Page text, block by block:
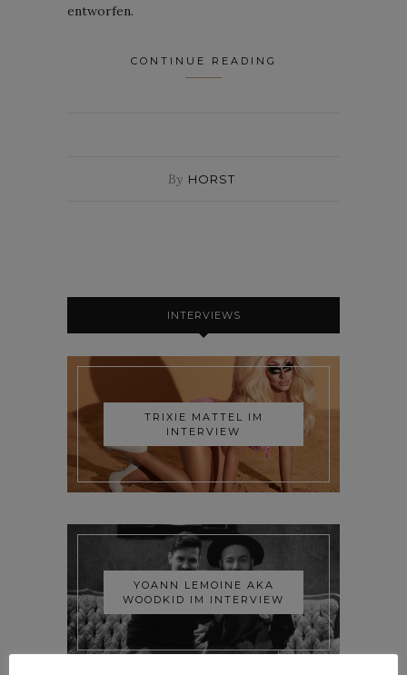
entworfen.
CONTINUE READING
By HORST
INTERVIEWS
TRIXIE MATTEL IM
INTERVIEW
YOANN LEMOINE AKA
WOODKID IM INTERVIEW